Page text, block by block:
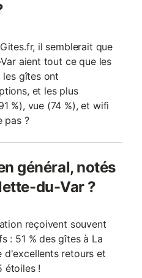
il semblerait que
aient tout ce que les
les gîtes ont
et les plus
%), vue (74 %), et wifi
pas ?
général, notés
du-Var ?
reçoivent souvent
: 51 % des gîtes à La
d'excellents retours et
étoiles !